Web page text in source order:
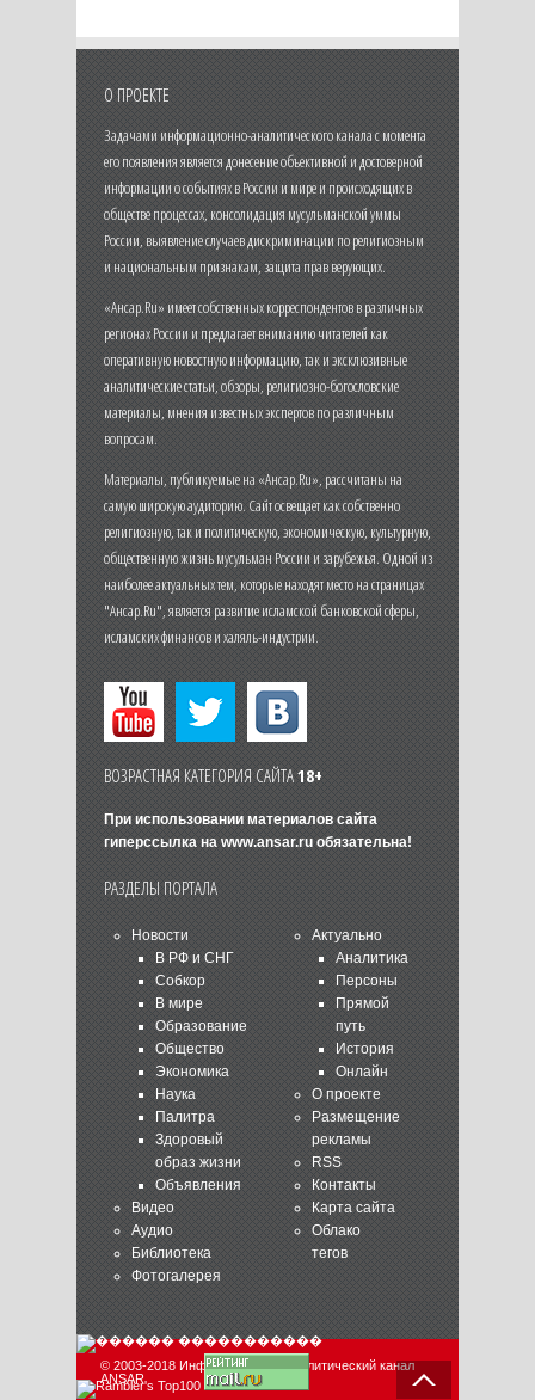
О ПРОЕКТЕ
Задачами информационно-аналитического канала с момента
его появления является донесение объективной и достоверной
информации о событиях в России и мире и происходящих в
обществе процессах, консолидация мусульманской уммы
России, выявление случаев дискриминации по религиозным
и национальным признакам, защита прав верующих.
«Ансар.Ru» имеет собственных корреспондентов в различных
регионах России и предлагает вниманию читателей как
оперативную новостную информацию, так и эксклюзивные
аналитические статьи, обзоры, религиозно-богословские
материалы, мнения известных экспертов по различным
вопросам.
Материалы, публикуемые на «Ансар.Ru», рассчитаны на
самую широкую аудиторию. Сайт освещает как собственно
религиозную, так и политическую, экономическую, культурную,
общественную жизнь мусульман России и зарубежья. Одной из
наиболее актуальных тем, которые находят место на страницах
"Ансар.Ru", является развитие исламской банковской сферы,
исламских финансов и халяль-индустрии.
ВОЗРАСТНАЯ КАТЕГОРИЯ САЙТА18+
При использовании материалов сайта
гиперссылка на www.ansar.ruобязательна!
РАЗДЕЛЫ ПОРТАЛА
Новости
В РФ и СНГ
Собкор
В мире
Образование
Общество
Экономика
Наука
Палитра
Здоровый
образ жизни
Объявления
Видео
Аудио
Библиотека
Фотогалерея
Актуально
Аналитика
Персоны
Прямой
путь
История
Онлайн
О проекте
Размещение
рекламы
RSS
Контакты
Карта сайта
Облако
тегов
© 2003-2018 Информационно-аналитический канал
ANSAR